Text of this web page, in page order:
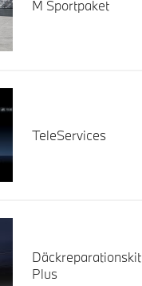
M Sportpaket
TeleServices
Däckreparationskit
Plus